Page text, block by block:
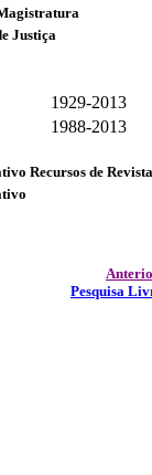
Justiça
1929-2013
1988-2013
Recursos de Revista
Pesquisa